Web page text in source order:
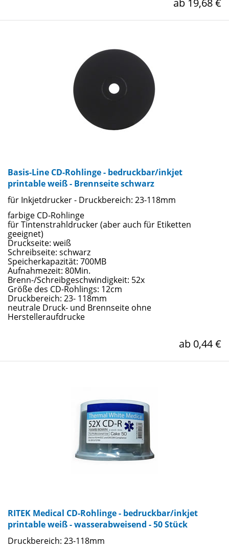
ab 19,68 €
Basis-Line CD-Rohlinge - bedruckbar/inkjet
printable weiß - Brennseite schwarz
für Inkjetdrucker - Druckbereich: 23-118mm
farbige CD-Rohlinge
für Tintenstrahldrucker (aber auch für Etiketten
geeignet)
Druckseite: weiß
Schreibseite: schwarz
Speicherkapazität: 700MB
Aufnahmezeit: 80Min.
Brenn-/Schreibgeschwindigkeit: 52x
Größe des CD-Rohlings: 12cm
Druckbereich: 23- 118mm
neutrale Druck- und Brennseite ohne
Herstelleraufdrucke
ab 0,44 €
RITEK Medical CD-Rohlinge - bedruckbar/inkjet
printable weiß - wasserabweisend - 50 Stück
Druckbereich: 23-118mm